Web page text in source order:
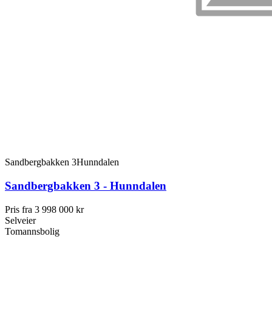
Sandbergbakken 3Hunndalen
Sandbergbakken 3 - Hunndalen
Pris fra 3 998 000 kr
Selveier
Tomannsbolig